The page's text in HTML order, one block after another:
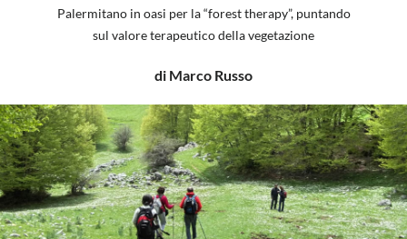
Palermitano in oasi per la “forest therapy”, puntando
sul valore terapeutico della vegetazione
di Marco Russo